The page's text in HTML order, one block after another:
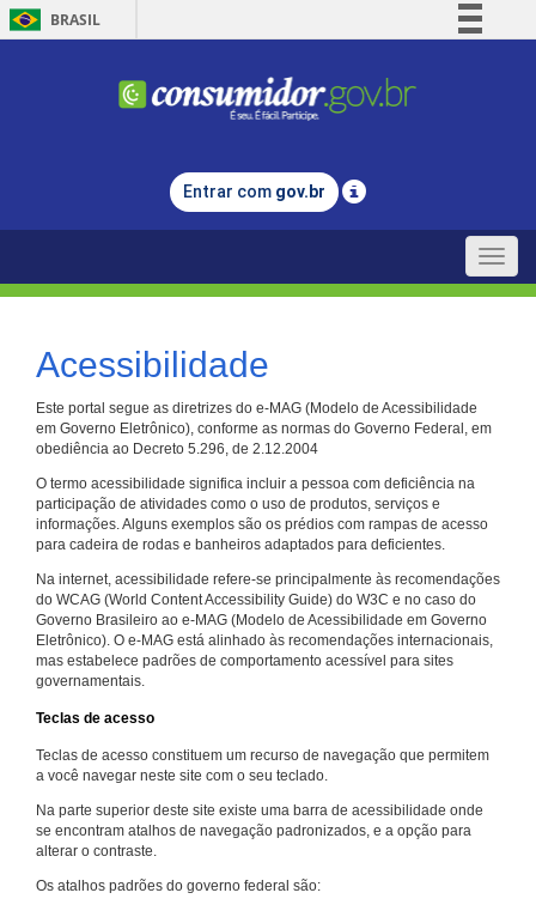
BRASIL
Comunica BR
Legislação
Entrar com gov.br
Toggle
Acessibilidade
Este portal segue as diretrizes do e-MAG (Modelo de Acessibilidade
em Governo Eletrônico), conforme as normas do Governo Federal, em
obediência ao Decreto 5.296, de 2.12.2004
O termo acessibilidade significa incluir a pessoa com deficiência na
participação de atividades como o uso de produtos, serviços e
informações. Alguns exemplos são os prédios com rampas de acesso
para cadeira de rodas e banheiros adaptados para deficientes.
Na internet, acessibilidade refere-se principalmente às recomendações
do WCAG (World Content Accessibility Guide) do W3C e no caso do
Governo Brasileiro ao e-MAG (Modelo de Acessibilidade em Governo
Eletrônico). O e-MAG está alinhado às recomendações internacionais,
mas estabelece padrões de comportamento acessível para sites
governamentais.
Teclas de acesso
Teclas de acesso constituem um recurso de navegação que permitem
a você navegar neste site com o seu teclado.
Na parte superior deste site existe uma barra de acessibilidade onde
se encontram atalhos de navegação padronizados, e a opção para
alterar o contraste.
Os atalhos padrões do governo federal são: